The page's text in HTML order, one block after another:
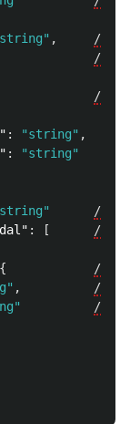
, //
//
//
: "string" ,
:
"string"
//
: [ //
{ //
, //
//